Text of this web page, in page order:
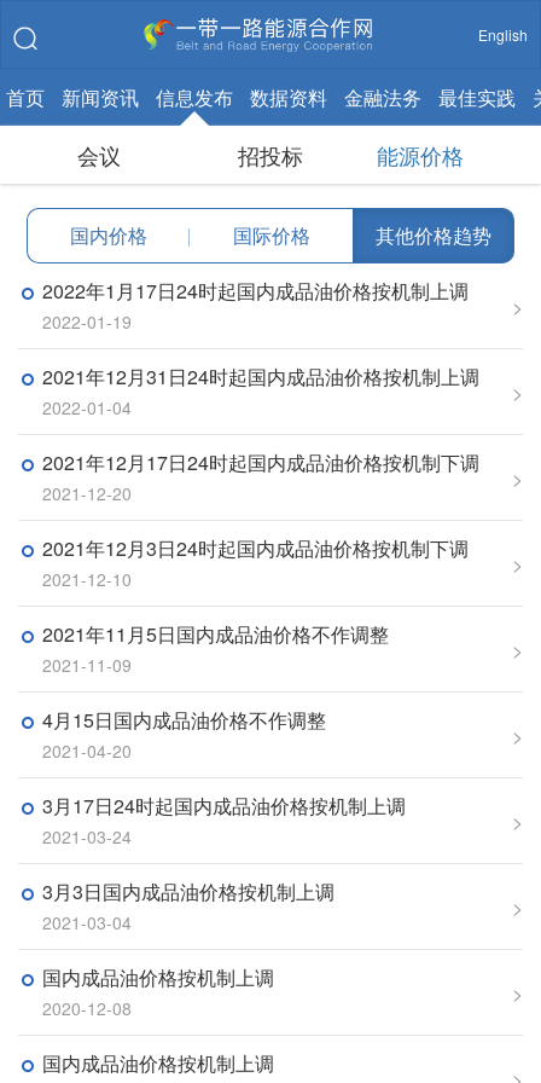
English
首页 新闻资讯 信息发布 数据资料 金融法务 最佳实践
会议 招投标 能源价格
国内价格 | 国际价格
其他价格趋势
2022年1月17日24时起国内成品油价格按机制上调
2022-01-19
>
2021年12月31日24时起国内成品油价格按机制上调
2022-01-04
>
2021年12月17日24时起国内成品油价格按机制下调
2021-12-20
>
2021年12月3日24时起国内成品油价格按机制下调
2021-12-10
>
2021年11月5日国内成品油价格不作调整
2021-11-09
>
4月15日国内成品油价格不作调整
2021-04-20
>
3月17日24时起国内成品油价格按机制上调
2021-03-24
>
3月3日国内成品油价格按机制上调
2021-03-04
>
国内成品油价格按机制上调
2020-12-08
>
国内成品油价格按机制上调